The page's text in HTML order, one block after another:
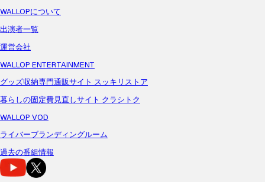
WALLOPについて
出演者一覧
運営会社
WALLOP ENTERTAINMENT
グッズ収納専門通販サイト スッキリストア
暮らしの固定費見直しサイト クラシトク
WALLOP VOD
ライバーブランディングルーム
過去の番組情報